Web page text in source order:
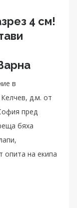
4 см!
в
д.м. от
пред
бяха
опита на екипа